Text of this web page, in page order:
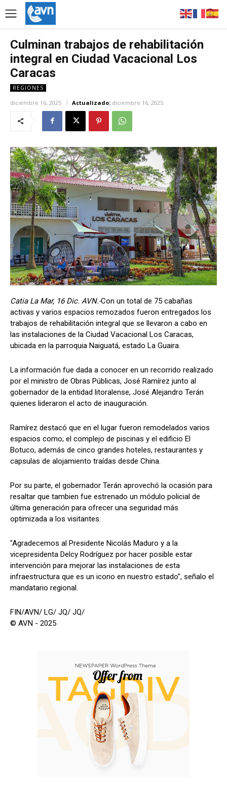
Culminan trabajos de rehabilitación
integral en Ciudad Vacacional Los
Caracas
REGIONES
diciembre 16, 2025 Actualizado: diciembre 16, 2025
Catia La Mar, 16 Dic. AVN.-Con un total de 75 cabañas
activas y varios espacios remozados fueron entregados los
trabajos de rehabilitación integral que se llevaron a cabo en
las instalaciones de la Ciudad Vacacional Los Caracas,
ubicada en la parroquia Naiguatá, estado La Guaira.
La información fue dada a conocer en un recorrido realizado
por el ministro de Obras Públicas, José Ramírez junto al
gobernador de la entidad litoralense, José Alejandro Terán
quienes lideraron el acto de inauguración.
Ramírez destacó que en el lugar fueron remodelados varios
espacios como; el complejo de piscinas y el edificio El
Botuco, además de cinco grandes hoteles, restaurantes y
capsulas de alojamiento traídas desde China.
Por su parte, el gobernador Terán aprovechó la ocasión para
resaltar que tambien fue estrenado un módulo policial de
última generación para ofrecer una seguridad más
optimizada a los visitantes.
"Agradecemos al Presidente Nicolás Maduro y a la
vicepresidenta Delcy Rodríguez por hacer posible estar
intervención para mejorar las instalaciones de esta
infraestructura que es un icono en nuestro estado", señalo el
mandatario regional.
FIN/AVN/ LG/ JQ/ JQ/
© AVN - 2025